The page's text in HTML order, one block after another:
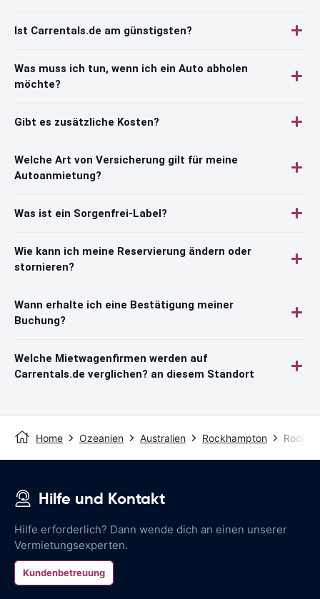
Ist Carrentals.de am günstigsten?
Was muss ich tun, wenn ich ein Auto abholen
möchte?
Gibt es zusätzliche Kosten?
Welche Art von Versicherung gilt für meine
Autoanmietung?
Was ist ein Sorgenfrei-Label?
Wie kann ich meine Reservierung ändern oder
stornieren?
Wann erhalte ich eine Bestätigung meiner
Buchung?
Welche Mietwagenfirmen werden auf
Carrentals.de verglichen? an diesem Standort
Home Ozeanien Australien Rockhampton
Hilfe und Kontakt
Hilfe erforderlich? Dann wende dich an einen unserer
Vermietungsexperten.
Kundenbetreuung